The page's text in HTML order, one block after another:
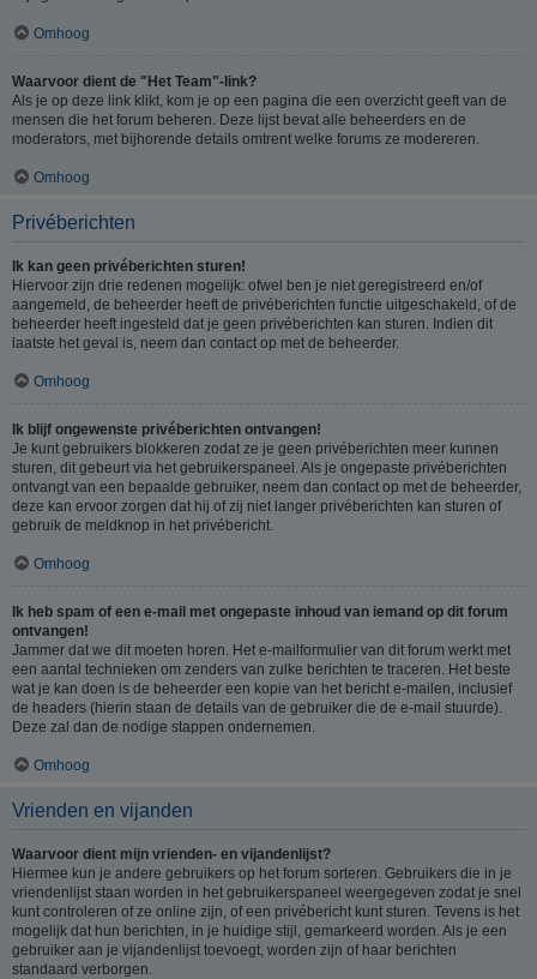
Omhoog
Waarvoor dient de "Het Team"-link?
Als je op deze link klikt, kom je op een pagina die een overzicht geeft van de
mensen die het forum beheren. Deze lijst bevat alle beheerders en de
moderators, met bijhorende details omtrent welke forums ze modereren.
Omhoog
Privéberichten
Ik kan geen privéberichten sturen!
Hiervoor zijn drie redenen mogelijk: ofwel ben je niet geregistreerd en/of
aangemeld, de beheerder heeft de privéberichten functie uitgeschakeld, of de
beheerder heeft ingesteld dat je geen privéberichten kan sturen. Indien dit
laatste het geval is, neem dan contact op met de beheerder.
Omhoog
Ik blijf ongewenste privéberichten ontvangen!
Je kunt gebruikers blokkeren zodat ze je geen privéberichten meer kunnen
sturen, dit gebeurt via het gebruikerspaneel. Als je ongepaste privéberichten
ontvangt van een bepaalde gebruiker, neem dan contact op met de beheerder,
deze kan ervoor zorgen dat hij of zij niet langer privéberichten kan sturen of
gebruik de meldknop in het privébericht.
Omhoog
Ik heb spam of een e-mail met ongepaste inhoud van iemand op dit forum
ontvangen!
Jammer dat we dit moeten horen. Het e-mailformulier van dit forum werkt met
een aantal technieken om zenders van zulke berichten te traceren. Het beste
wat je kan doen is de beheerder een kopie van het bericht e-mailen, inclusief
de headers (hierin staan de details van de gebruiker die de e-mail stuurde).
Deze zal dan de nodige stappen ondernemen.
Omhoog
Vrienden en vijanden
Waarvoor dient mijn vrienden- en vijandenlijst?
Hiermee kun je andere gebruikers op het forum sorteren. Gebruikers die in je
vriendenlijst staan worden in het gebruikerspaneel weergegeven zodat je snel
kunt controleren of ze online zijn, of een privébericht kunt sturen. Tevens is het
mogelijk dat hun berichten, in je huidige stijl, gemarkeerd worden. Als je een
gebruiker aan je vijandenlijst toevoegt, worden zijn of haar berichten
standaard verborgen.